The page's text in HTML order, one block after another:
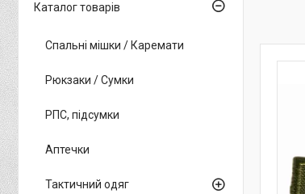
Каталог товарів
Спальні мішки / Каремати
Рюкзаки / Сумки
РПС, підсумки
Аптечки
Тактичний одяг